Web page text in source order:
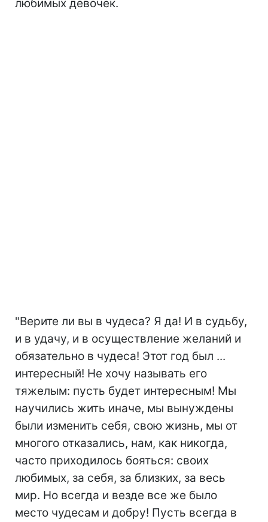
любимых девочек.
"Верите ли вы в чудеса? Я да! И в судьбу,
и в удачу, и в осуществление желаний и
обязательно в чудеса! Этот год был ...
интересный! Не хочу называть его
тяжелым: пусть будет интересным! Мы
научились жить иначе, мы вынуждены
были изменить себя, свою жизнь, мы от
многого отказались, нам, как никогда,
часто приходилось бояться: своих
любимых, за себя, за близких, за весь
мир. Но всегда и везде все же было
место чудесам и добру! Пусть всегда в